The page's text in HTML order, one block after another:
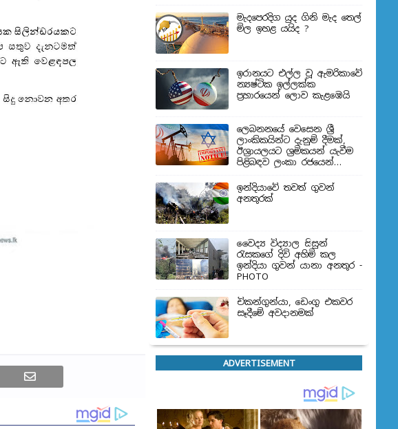
මැදපෙරදිග යුද ගිනි මැද තෙල්
මිල ඉහළ යයිද ?
ඉරානයට එල්ල වූ ඇමරිකාවේ
න්‍යෂ්ටික ඉල්ලක්ක
ප්‍රහාරයෙන් ලොව කැළඹෙයි
ලෙබනනයේ වෙසෙන ශ්‍රී
ලාංකිකයින්ට දැනුම් දීමක්,
ඊශ්‍රායලයට ශ්‍රමිකයන් යැවීම
පිළිබඳව ලංකා රජයෙන්
ඉන්දියාවේ තවත් ගුවන්
අනතුරක්
වෛද්‍ය විද්‍යාල සිසුන්
‍රැසකගේ දිවි අහිමි කල
ඉන්දියා ගුවන් යානා අනතුර -
PHOTO
චිකන්ගුන්යා, ඩෙංගු එකවර
සෑදීමේ අවදානමක්
ADVERTISEMENT